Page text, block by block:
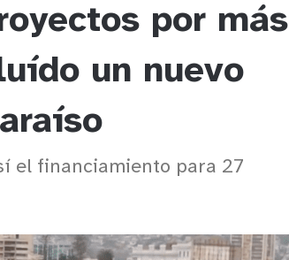
por más
un nuevo
el financiamiento para 27